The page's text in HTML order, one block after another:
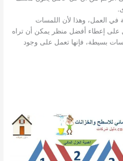
في العمل، وهذا لأن اللمسات
على إعطاء أفضل منظر يمكن أن تراه
بسيطة، فإنها تعمل على وجود